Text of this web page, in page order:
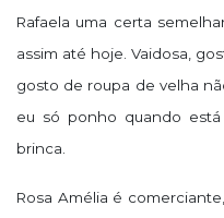
Rafaela uma certa
assim até hoje. Vaidosa,
gosto de roupa de velha
eu só ponho quando
brinca.
Rosa Amélia é